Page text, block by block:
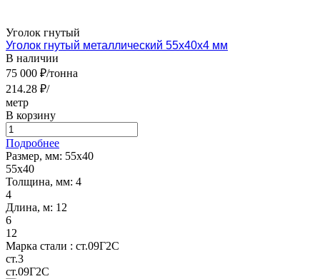
Уголок гнутый
Уголок гнутый металлический 55х40х4 мм
В наличии
75 000 ₽/тонна
214.28 ₽/
метр
В корзину
Подробнее
Размер, мм: 55х40
55х40
Толщина, мм: 4
4
Длина, м: 12
6
12
Марка стали : ст.09Г2С
ст.3
ст.09Г2С